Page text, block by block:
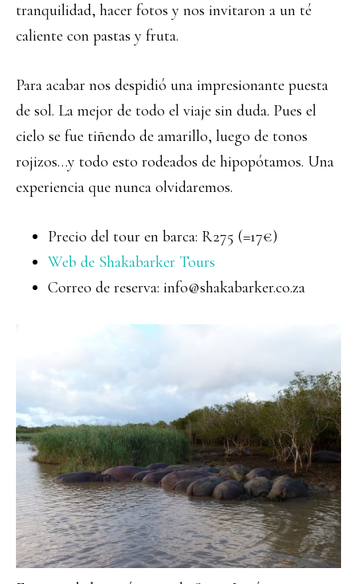
tranquilidad, hacer fotos y nos invitaron a un té
caliente con pastas y fruta.
Para acabar nos despidió una impresionante puesta
de sol. La mejor de todo el viaje sin duda. Pues el
cielo se fue tiñendo de amarillo, luego de tonos
rojizos…y todo esto rodeados de hipopótamos. Una
experiencia que nunca olvidaremos.
Precio del tour en barca: R275 (=17€)
Web de Shakabarker Tours
Correo de reserva: info@shakabarker.co.za